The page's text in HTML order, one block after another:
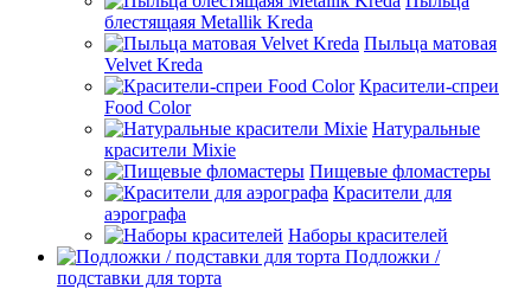
блестящаяя Metallik Kreda
Пыльца матовая
Velvet Kreda
Красители-спреи
Food Color
Натуральные
красители Mixie
Пищевые фломастеры
Красители для
аэрографа
Наборы красителей
Подложки /
подставки для торта